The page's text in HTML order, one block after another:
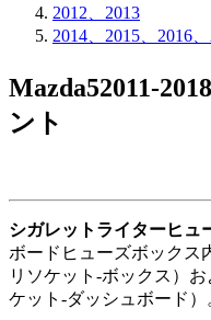
2012、2013
2014、2015、2016
Mazda52011-
ント
シガレットライターヒュ
ボードヒューズボックス
リソケット-ボックス）
ケット-ダッシュボード）